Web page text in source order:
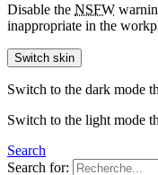
Disable the NSFW
inappropriate in the
Switch skin
Switch to the dark mode
Switch to the light mode
Search
Search for: